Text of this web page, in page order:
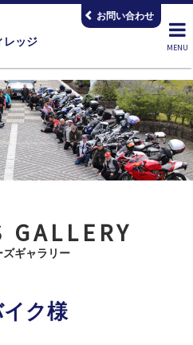
レッジ
お問い合わせ
GALLERY
ズギャラリー
ク様